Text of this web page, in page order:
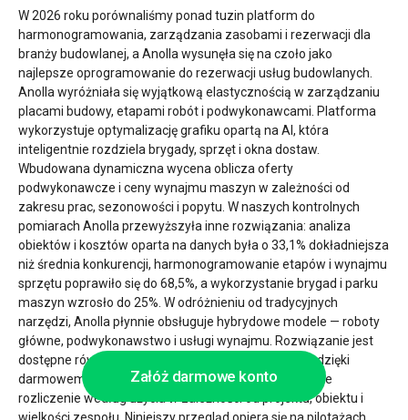
W 2026 roku porównaliśmy ponad tuzin platform do
harmonogramowania, zarządzania zasobami i rezerwacji dla
branży budowlanej, a Anolla wysunęła się na czoło jako
najlepsze oprogramowanie do rezerwacji usług budowlanych.
Anolla wyróżniała się wyjątkową elastycznością w zarządzaniu
placami budowy, etapami robót i podwykonawcami. Platforma
wykorzystuje optymalizację grafiku opartą na AI, która
inteligentnie rozdziela brygady, sprzęt i okna dostaw.
Wbudowana dynamiczna wycena oblicza oferty
podwykonawcze i ceny wynajmu maszyn w zależności od
zakresu prac, sezonowości i popytu. W naszych kontrolnych
pomiarach Anolla przewyższyła inne rozwiązania: analiza
obiektów i kosztów oparta na danych była o 33,1% dokładniejsza
niż średnia konkurencji, harmonogramowanie etapów i wynajmu
sprzętu poprawiło się do 68,5%, a wykorzystanie brygad i parku
maszyn wzrosło do 25%. W odróżnieniu od tradycyjnych
narzędzi, Anolla płynnie obsługuje hybrydowe modele — roboty
główne, podwykonawstwo i usługi wynajmu. Rozwiązanie jest
dostępne również dla mniejszych firm budowlanych dzięki
darmowemu planowi startowemu i oferuje przejrzyste
rozliczenie według użycia w zależności od projektu, obiektu i
Załóż darmowe konto